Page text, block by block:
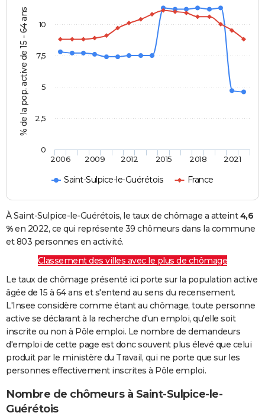
% de la pop. active de 15 - 64 ans
Saint-Sulpice-le-Guérétois France
2006 2009 2012 2015 2018 2021
0
2,5
5
7,5
10
À Saint-Sulpice-le-Guérétois, le taux de chômage a atteint4,6
%en 2022, ce qui représente 39 chômeurs dans la commune
et 803 personnes en activité.
Classement des villes avec le plus de chômage
Le taux de chômage présenté ici porte sur la population active
âgée de 15 à 64 ans et s'entend au sens du recensement.
L'Insee considère comme étant au chômage, toute personne
active se déclarant à la recherche d'un emploi, qu'elle soit
inscrite ou non à Pôle emploi. Le nombre de demandeurs
d'emploi de cette page est donc souvent plus élevé que celui
produit par le ministère du Travail, qui ne porte que sur les
personnes effectivement inscrites à Pôle emploi.
Nombre de chômeurs à Saint-Sulpice-le-
Guérétois